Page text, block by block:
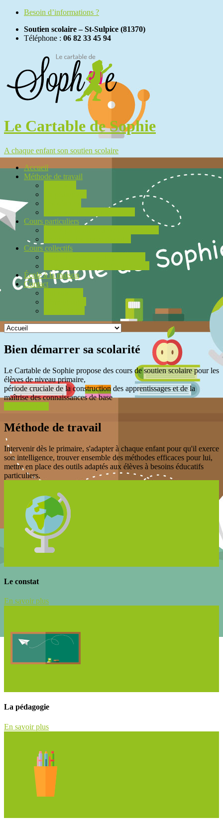
Besoin d’informations ?
Soutien scolaire – St-Sulpice (81370)
Téléphone : 06 82 33 45 94
Le Cartable de Sophie
A chaque enfant son soutien scolaire
Accueil
Méthode de travail
Cours particuliers
Cours collectifs
École à la maison
Contact
Bien démarrer sa scolarité
Le Cartable de Sophie propose des cours de soutien scolaire pour les
élèves de niveau primaire,
période cruciale de la construction des apprentissages et de la
maîtrise des connaissances de base
Méthode de travail
Intervenir dès le primaire, s'adapter à chaque enfant pour qu'il exerce
son intelligence, trouver ensemble des méthodes efficaces pour lui,
mettre en place des outils adaptés aux élèves à besoins éducatifs
particuliers.
Le constat
En savoir plus
La pédagogie
En savoir plus